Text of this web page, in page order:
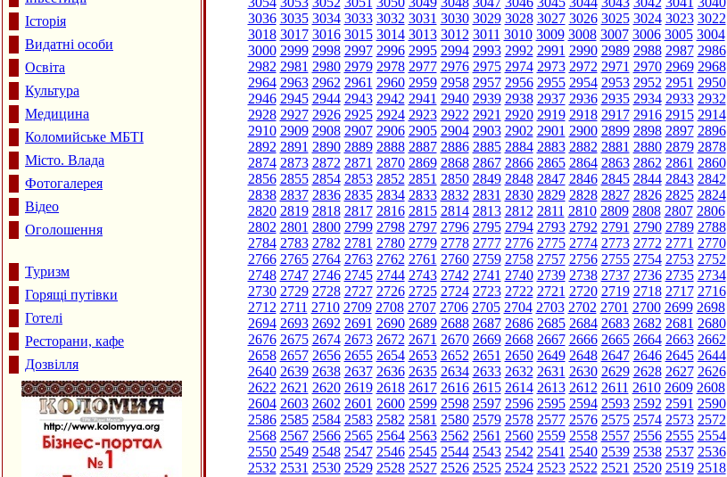
Історія
Видатні особи
Освіта
Культура
Медицина
Коломийське МБТІ
Місто. Влада
Фотогалерея
Відео
Оголошення
Туризм
Горящі путівки
Готелі
Ресторани, кафе
Дозвілля
3036 3035 3034 3033 3032 3031 3030 3029 3028 3027 3026 3025 3024 3023 3022
3018 3017 3016 3015 3014 3013 3012 3011 3010 3009 3008 3007 3006 3005 3004
3000 2999 2998 2997 2996 2995 2994 2993 2992 2991 2990 2989 2988 2987 2986
2982 2981 2980 2979 2978 2977 2976 2975 2974 2973 2972 2971 2970 2969 2968
2964 2963 2962 2961 2960 2959 2958 2957 2956 2955 2954 2953 2952 2951 2950
2946 2945 2944 2943 2942 2941 2940 2939 2938 2937 2936 2935 2934 2933 2932
2928 2927 2926 2925 2924 2923 2922 2921 2920 2919 2918 2917 2916 2915 2914
2910 2909 2908 2907 2906 2905 2904 2903 2902 2901 2900 2899 2898 2897 2896
2892 2891 2890 2889 2888 2887 2886 2885 2884 2883 2882 2881 2880 2879 2878
2874 2873 2872 2871 2870 2869 2868 2867 2866 2865 2864 2863 2862 2861 2860
2856 2855 2854 2853 2852 2851 2850 2849 2848 2847 2846 2845 2844 2843 2842
2838 2837 2836 2835 2834 2833 2832 2831 2830 2829 2828 2827 2826 2825 2824
2820 2819 2818 2817 2816 2815 2814 2813 2812 2811 2810 2809 2808 2807 2806
2802 2801 2800 2799 2798 2797 2796 2795 2794 2793 2792 2791 2790 2789 2788
2784 2783 2782 2781 2780 2779 2778 2777 2776 2775 2774 2773 2772 2771 2770
2766 2765 2764 2763 2762 2761 2760 2759 2758 2757 2756 2755 2754 2753 2752
2748 2747 2746 2745 2744 2743 2742 2741 2740 2739 2738 2737 2736 2735 2734
2730 2729 2728 2727 2726 2725 2724 2723 2722 2721 2720 2719 2718 2717 2716
2712 2711 2710 2709 2708 2707 2706 2705 2704 2703 2702 2701 2700 2699 2698
2694 2693 2692 2691 2690 2689 2688 2687 2686 2685 2684 2683 2682 2681 2680
2676 2675 2674 2673 2672 2671 2670 2669 2668 2667 2666 2665 2664 2663 2662
2658 2657 2656 2655 2654 2653 2652 2651 2650 2649 2648 2647 2646 2645 2644
2640 2639 2638 2637 2636 2635 2634 2633 2632 2631 2630 2629 2628 2627 2626
2622 2621 2620 2619 2618 2617 2616 2615 2614 2613 2612 2611 2610 2609 2608
2604 2603 2602 2601 2600 2599 2598 2597 2596 2595 2594 2593 2592 2591 2590
2586 2585 2584 2583 2582 2581 2580 2579 2578 2577 2576 2575 2574 2573 2572
2568 2567 2566 2565 2564 2563 2562 2561 2560 2559 2558 2557 2556 2555 2554
2550 2549 2548 2547 2546 2545 2544 2543 2542 2541 2540 2539 2538 2537 2536
2532 2531 2530 2529 2528 2527 2526 2525 2524 2523 2522 2521 2520 2519 2518